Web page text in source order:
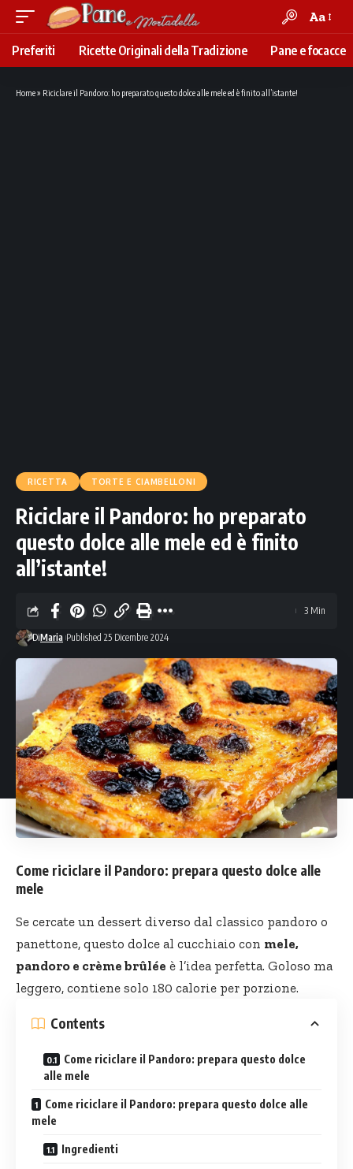
Font
Resizer
Aa
Preferiti Ricette Originali della Tradizione Pane e focacce
Home» Riciclare il Pandoro: ho preparato questo dolce alle mele ed è finito all’istante!
RICETTA TORTE E CIAMBELLONI
Riciclare il Pandoro: ho preparato
questo dolce alle mele ed è finito
all’istante!
DiMaria Published 25 Dicembre 2024
3 Min
Come riciclare il Pandoro: prepara questo dolce alle
mele
Se cercate un dessert diverso dal classico pandoro o
panettone, questo dolce al cucchiaio con mele,
pandoro e crème brûlée è l’idea perfetta. Goloso ma
leggero, contiene solo 180 calorie per porzione.
Contents
Come riciclare il Pandoro: prepara questo dolce
alle mele
Come riciclare il Pandoro: prepara questo dolce alle
mele
Ingredienti